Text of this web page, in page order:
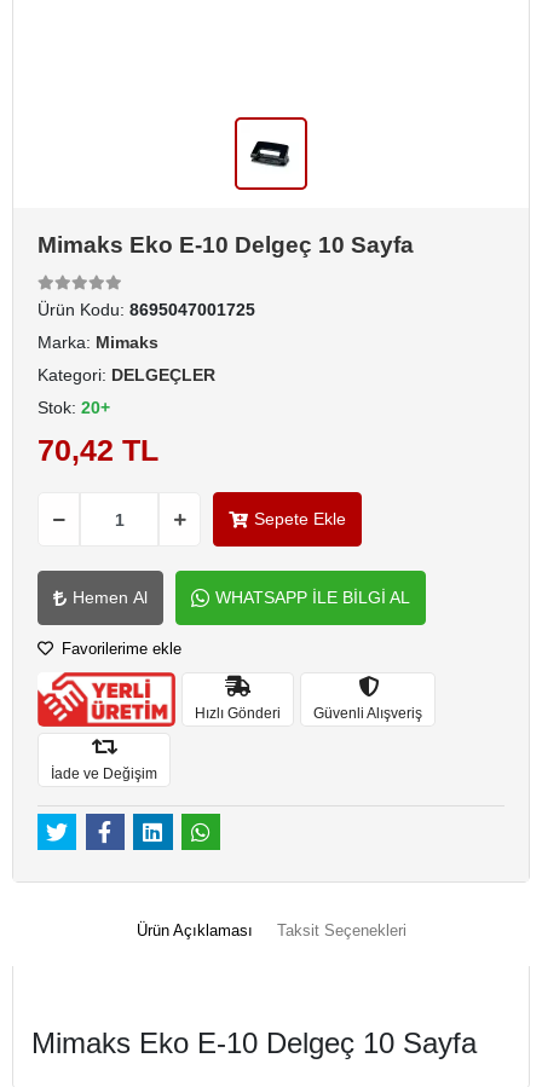
Mimaks Eko E-10 Delgeç 10 Sayfa
Ürün Kodu: 8695047001725
Marka: Mimaks
Kategori: DELGEÇLER
Stok: 20+
70,42 TL
Sepete Ekle
Hemen Al WHATSAPP İLE BİLGİ AL
Favorilerime ekle
Hızlı Gönderi Güvenli Alışveriş
İade ve Değişim
Ürün Açıklaması Taksit Seçenekleri
Mimaks Eko E-10 Delgeç 10 Sayfa